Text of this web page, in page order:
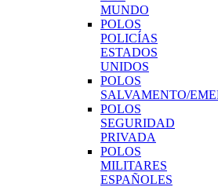
MUNDO
POLOS
POLICÍAS
ESTADOS
UNIDOS
POLOS
SALVAMENTO/
POLOS
SEGURIDAD
PRIVADA
POLOS
MILITARES
ESPAÑOLES